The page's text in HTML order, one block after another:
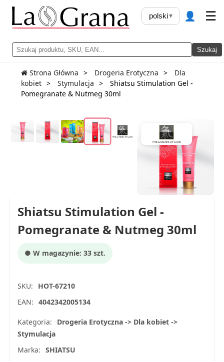
Szukaj
polski▾ 👤 ☰
Strona Główna Drogeria Erotyczna
Dla
kobiet
Stymulacja
Shiatsu Stimulation Gel -
Pomegranate & Nutmeg 30ml
Shiatsu Stimulation Gel -
Pomegranate & Nutmeg 30ml
● W magazynie: 33 szt.
SKU:
HOT-67210
EAN: 4042342005134
Kategoria:
Drogeria Erotyczna -> Dla kobiet ->
Stymulacja
Marka: SHIATSU